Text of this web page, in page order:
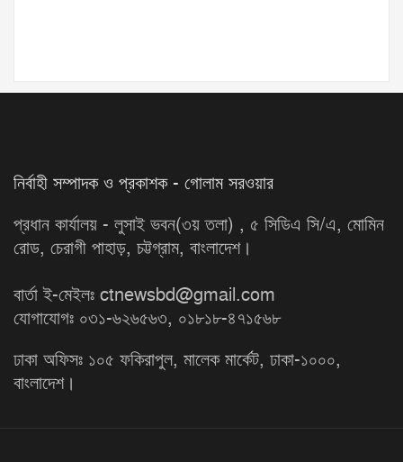
নির্বাহী সম্পাদক ও প্রকাশক - গোলাম সরওয়ার
প্রধান কার্যালয় - লুসাই ভবন(৩য় তলা) , ৫ সিডিএ সি/এ, মোমিন
রোড, চেরাগী পাহাড়, চট্টগ্রাম, বাংলাদেশ।
বার্তা ই-মেইলঃ ctnewsbd@gmail.com
যোগাযোগঃ ০৩১-৬২৬৫৬৩, ০১৮১৮-৪৭১৫৬৮
ঢাকা অফিসঃ ১০৫ ফকিরাপুল, মালেক মার্কেট, ঢাকা-১০০০,
বাংলাদেশ।